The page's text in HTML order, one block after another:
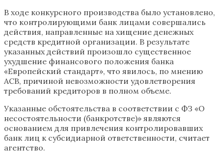
В ходе конкурсного производства было установлено,
что контролирующими банк лицами совершались
действия, направленные на хищение денежных
средств кредитной организации. В результате
указанных действий произошло существенное
ухудшение финансового положения банка
«Европейский стандарт», что явилось, по мнению
АСВ, причиной невозможности удовлетворения
требований кредиторов в полном объеме.
Указанные обстоятельства в соответствии с ФЗ «О
несостоятельности (банкротстве)» являются
основанием для привлечения контролировавших
банк лиц к субсидиарной ответственности, считает
агентство.